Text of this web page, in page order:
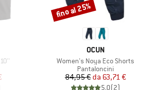
MARCHIO
OCUN
Articolo
Women's Noya Eco Shorts
Gruppo di prodotti
Pantaloncini
Prezzo
84,95 € Prezzo ridotto
da 63,71 €
5,0(2)
Sconto
fino al 25%